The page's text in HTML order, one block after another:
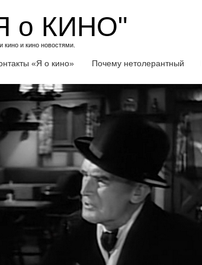
о КИНО"
кино и кино новостями.
«Я о кино» Почему нетолерантный